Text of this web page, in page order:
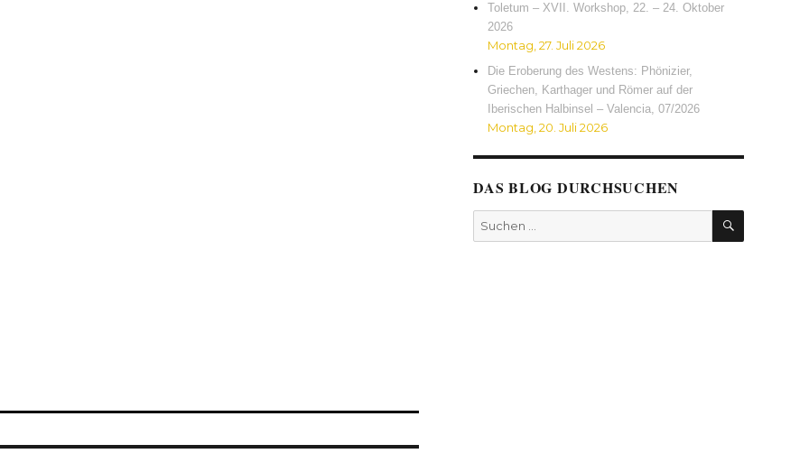
Toletum – XVII. Workshop, 22. – 24. Oktober
2026
Montag, 27. Juli 2026
Die Eroberung des Westens: Phönizier,
Griechen, Karthager und Römer auf der
Iberischen Halbinsel – Valencia, 07/2026
Montag, 20. Juli 2026
DAS BLOG DURCHSUCHEN
Suchen
nach:
SUCHEN